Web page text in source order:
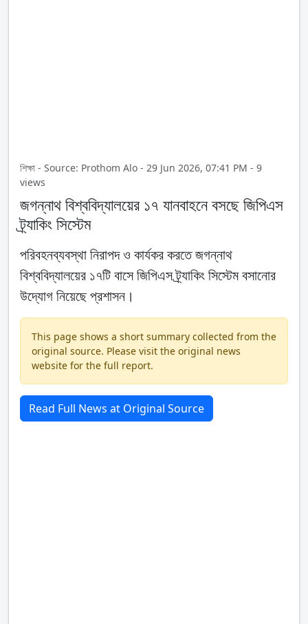
শিক্ষা - Source: Prothom Alo - 29 Jun 2026, 07:41 PM - 9
views
জগন্নাথ বিশ্ববিদ্যালয়ের ১৭ যানবাহনে বসছে জিপিএস
ট্র্যাকিং সিস্টেম
পরিবহনব্যবস্থা নিরাপদ ও কার্যকর করতে জগন্নাথ
বিশ্ববিদ্যালয়ের ১৭টি বাসে জিপিএস ট্র্যাকিং সিস্টেম বসানোর
উদ্যোগ নিয়েছে প্রশাসন।
This page shows a short summary collected from the
original source. Please visit the original news
website for the full report.
Read Full News at Original Source